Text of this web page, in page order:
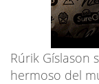
Rúrik Gíslason
hermoso del